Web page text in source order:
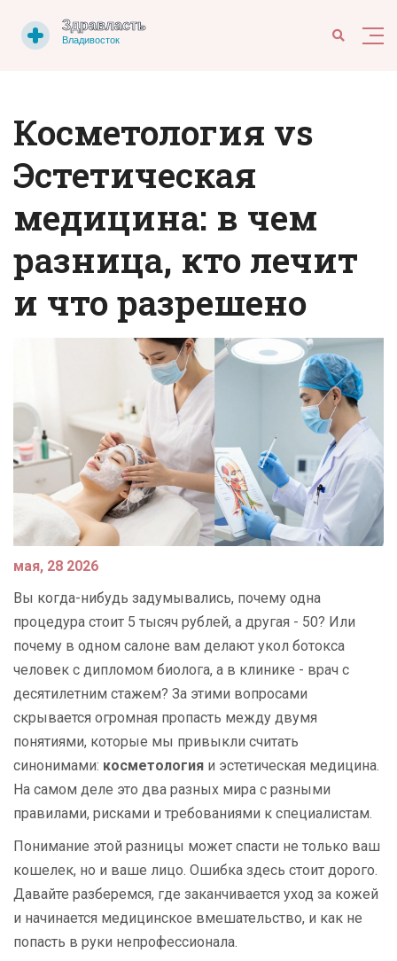
Косметология vs
Эстетическая
медицина: в чем
разница, кто лечит
и что разрешено
мая, 28 2026
Вы когда-нибудь задумывались, почему одна
процедура стоит 5 тысяч рублей, а другая - 50? Или
почему в одном салоне вам делают укол ботокса
человек с дипломом биолога, а в клинике - врач с
десятилетним стажем? За этими вопросами
скрывается огромная пропасть между двумя
понятиями, которые мы привыкли считать
синонимами: косметология и эстетическая медицина.
На самом деле это два разных мира с разными
правилами, рисками и требованиями к специалистам.
Понимание этой разницы может спасти не только ваш
кошелек, но и ваше лицо. Ошибка здесь стоит дорого.
Давайте разберемся, где заканчивается уход за кожей
и начинается медицинское вмешательство, и как не
попасть в руки непрофессионала.